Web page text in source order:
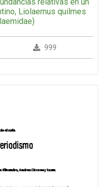
relativas en un
Liolaemus quilmes
999